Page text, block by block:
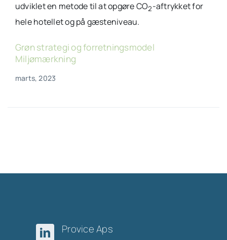
udviklet en metode til at opgøre CO2-aftrykket for
hele hotellet og på gæsteniveau.
Grøn strategi og forretningsmodel
Miljømærkning
marts, 2023
Provice Aps